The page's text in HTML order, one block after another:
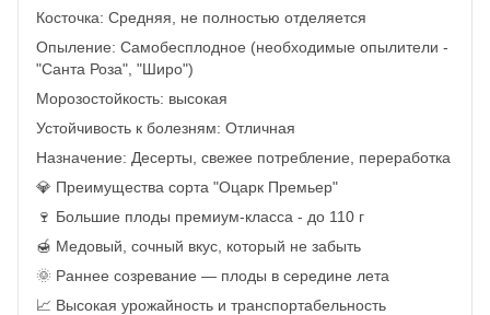
Косточка: Средняя, ​​не полностью отделяется
Опыление: Самобесплодное (необходимые опылители -
"Санта Роза", "Широ")
Морозостойкость: высокая
Устойчивость к болезням: Отличная
Назначение: Десерты, свежее потребление, переработка
💎 Преимущества сорта "Оцарк Премьер"
🍷 Большие плоды премиум-класса - до 110 г
🍯 Медовый, сочный вкус, который не забыть
🌞 Раннее созревание — плоды в середине лета
📈 Высокая урожайность и транспортабельность